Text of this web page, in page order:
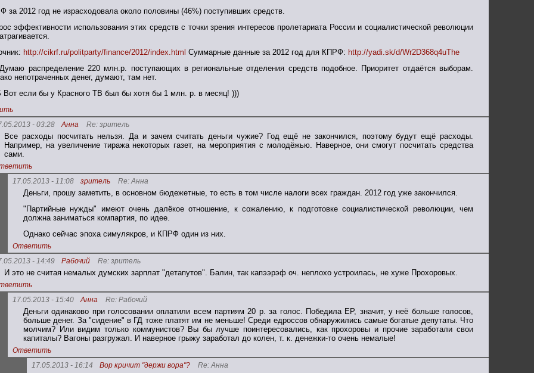
за 2012 год не израсходовала около половины (46%) поступивших средств.
эффективности использования этих средств с точки зрения интересов пролетариата России и социалистической революции
http://cikrf.ru/politparty/finance/2012/index.html Суммарные данные за 2012 год для КПРФ: http://yadi.sk/d/Wr2D368q4uThe
распределение 220 млн.р. поступающих в региональные отделения средств подобное. Приоритет отдаётся выборам.
непотраченных денег, думают, там нет.
Вот если бы у Красного ТВ был бы хотя бы 1 млн. р. в месяц! )))
- 03:28
Анна Re: зритель
Все расходы посчитать нельзя. Да и зачем считать деньги чужие? Год ещё не закончился, поэтому будут ещё расходы.
Например, на увеличение тиража некоторых газет, на мероприятия с молодёжью. Наверное, они смогут посчитать средства
сами.
17.05.2013 - 11:08
зритель Re: Анна
Деньги, прошу заметить, в основном бюдежетные, то есть в том числе налоги всех граждан. 2012 год уже закончился.
"Партийные нужды" имеют очень далёкое отношение, к сожалению, к подготовке социалистической революции, чем
должна заниматься компартия, по идее.
Однако сейчас эпоха симулякров, и КПРФ один из них.
Ответить
- 14:49
Рабочий Re: зритель
И это не считая немалых думских зарплат "детапутов". Балин, так капээрэф оч. неплохо устроилась, не хуже Прохоровых.
17.05.2013 - 15:40
Анна Re: Рабочий
Деньги одинаково при голосовании оплатили всем партиям 20 р. за голос. Победила ЕР, значит, у неё больше голосов,
больше денег. За "сидение" в ГД тоже платят им не меньше! Среди едроссов обнаружились самые богатые депутаты. Что
молчим? Или видим только коммунистов? Вы бы лучше поинтересовались, как прохоровы и прочие заработали свои
капиталы? Вагоны разгружал. И наверное грыжу заработал до колен, т. к. денежки-то очень немалые!
Ответить
17.05.2013 - 16:14
Вор кричит "держи вора"? Re: Анна